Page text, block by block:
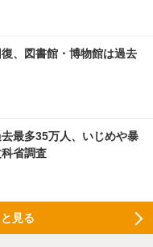
、図書館・博物館は過去
最多35万人、いじめや暴
省調査
見る